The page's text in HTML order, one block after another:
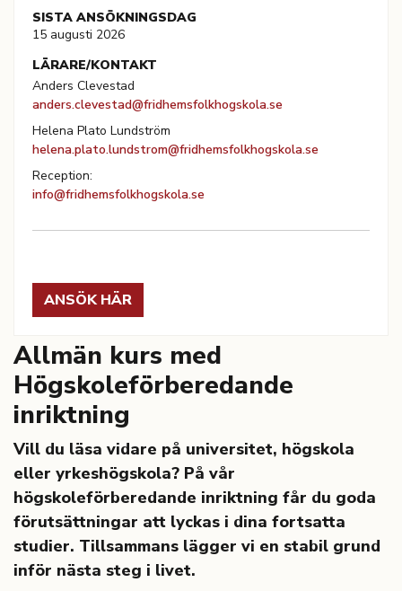
SISTA ANSÖKNINGSDAG
15 augusti 2026
LÄRARE/KONTAKT
Anders Clevestad
anders.clevestad@fridhemsfolkhogskola.se
Helena Plato Lundström
helena.plato.lundstrom@fridhemsfolkhogskola.se
Reception:
info@fridhemsfolkhogskola.se
ANSÖK HÄR
Allmän kurs med
Högskoleförberedande
inriktning
Vill du läsa vidare på universitet, högskola
eller yrkeshögskola? På vår
högskoleförberedande inriktning får du goda
förutsättningar att lyckas i dina fortsatta
studier. Tillsammans lägger vi en stabil grund
inför nästa steg i livet.